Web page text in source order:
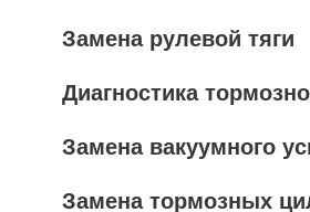
Замена рулевой тяги
Диагностика
Замена вакуумного
Замена тормозных